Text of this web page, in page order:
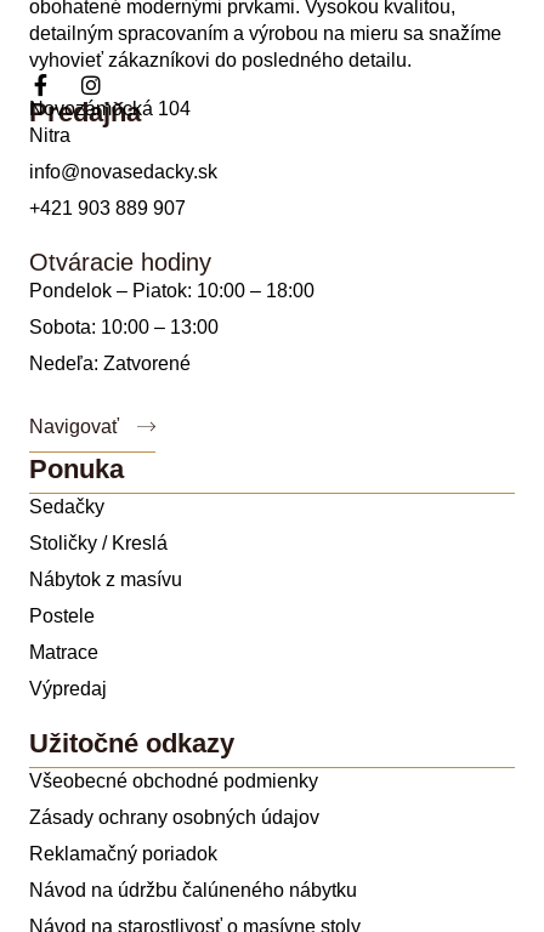
obohatené modernými prvkami. Vysokou kvalitou,
detailným spracovaním a výrobou na mieru sa snažíme
vyhovieť zákazníkovi do posledného detailu.
Predajňa
Novozámocká 104
Nitra
info@novasedacky.sk
+421 903 889 907
Otváracie hodiny
Pondelok – Piatok: 10:00 – 18:00
Sobota: 10:00 – 13:00
Nedeľa: Zatvorené
Navigovať
Ponuka
Sedačky
Stoličky / Kreslá
Nábytok z masívu
Postele
Matrace
Výpredaj
Užitočné odkazy
Všeobecné obchodné podmienky
Zásady ochrany osobných údajov
Reklamačný poriadok
Návod na údržbu čalúneného nábytku
Návod na starostlivosť o masívne stoly